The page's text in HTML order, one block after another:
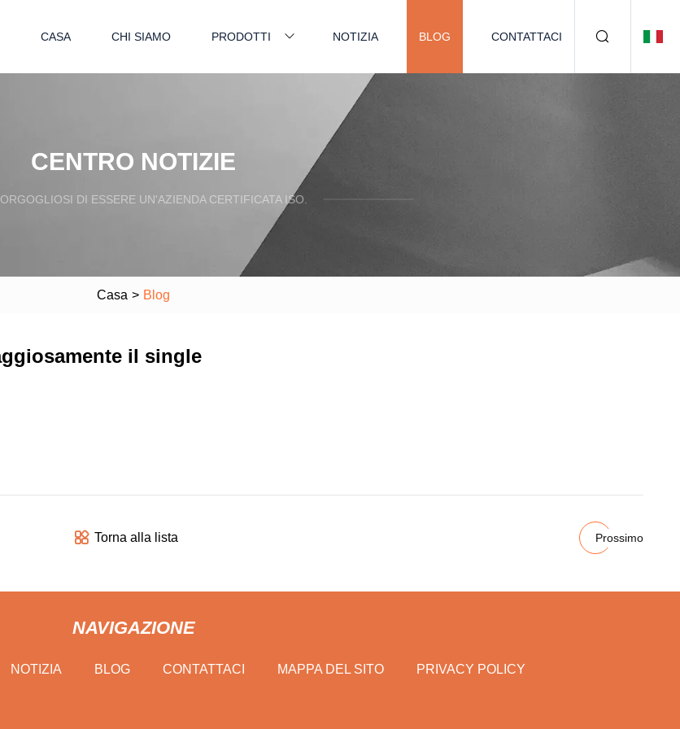
CASA CHI SIAMO PRODOTTI NOTIZIA BLOG CONTATTACI
CENTRO NOTIZIE
DI ESSERE UN'AZIENDA CERTIFICATA ISO.
Casa > Blog
il single
Torna alla lista Prossimo
NAVIGAZIONE
NOTIZIA BLOG CONTATTACI MAPPA DEL SITO PRIVACY POLICY